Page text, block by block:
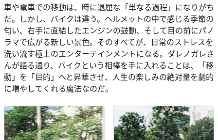
車や電車での移動は、時に退屈な「単なる過程」になりがち
だ。しかし、バイクは違う。ヘルメットの中で感じる季節の
匂い、右手に直結したエンジンの鼓動、そして目の前にパノ
ラマで広がる新しい景色。そのすべてが、日常のストレスを
洗い流す極上のエンターテインメントになる。ダレノガレさ
んが語る通り、バイクという相棒を手に入れることは、「移
動」を「目的」へと昇華させ、人生の楽しみの絶対量を劇的
に増やしてくれる魔法なのだ。